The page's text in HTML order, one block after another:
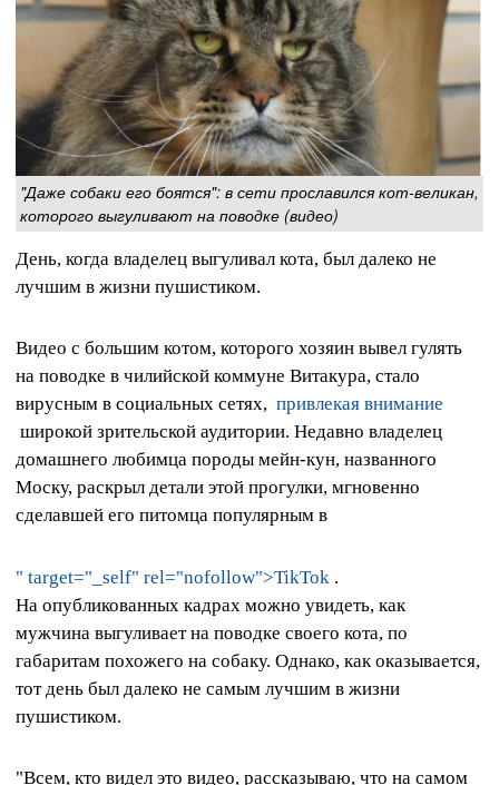
"Даже собаки его боятся": в сети прославился кот-великан,
которого выгуливают на поводке (видео)
День, когда владелец выгуливал кота, был далеко не
лучшим в жизни пушистиком.
Видео с большим котом, которого хозяин вывел гулять
на поводке в чилийской коммуне Витакура, стало
вирусным в социальных сетях, привлекая внимание
широкой зрительской аудитории. Недавно владелец
домашнего любимца породы мейн-кун, названного
Моску, раскрыл детали этой прогулки, мгновенно
сделавшей его питомца популярным в
" target="_self" rel="nofollow">TikTok .
На опубликованных кадрах можно увидеть, как
мужчина выгуливает на поводке своего кота, по
габаритам похожего на собаку. Однако, как оказывается,
тот день был далеко не самым лучшим в жизни
пушистиком.
"Всем, кто видел это видео, рассказываю, что на самом